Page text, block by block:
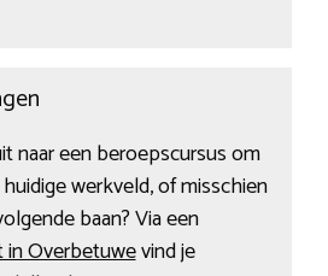
naar een beroepscursus om
werkveld, of misschien
baan? Via een
Overbetuwevind je